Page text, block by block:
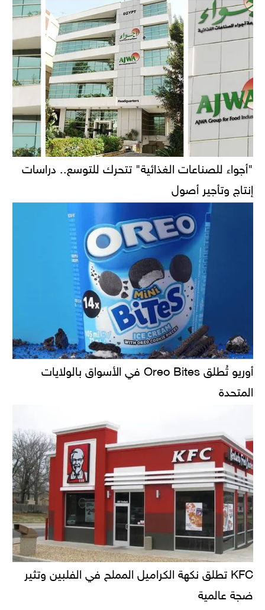
"أجواء للصناعات الغذائية" تتحرك للتوسع.. دراسات
إنتاج وتأجير أصول
أوريو تُطلق Oreo Bites في الأسواق بالولايات
المتحدة
KFC تطلق نكهة الكراميل المملح في الفلبين وتثير
ضجة عالمية